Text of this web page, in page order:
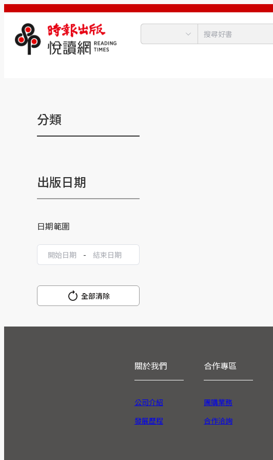
分類
出版日期
日期範圍
-
全部清除
關於我們
公司介紹
發展歷程
合作專區
團購業務
合作洽詢